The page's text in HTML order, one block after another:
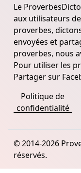
Le
aux utilisateurs
proverbes,
envoyées et
proverbes, nous
Pour utiliser les
Partager sur
Politique de
confidentialité
© 2014-2026
réservés.